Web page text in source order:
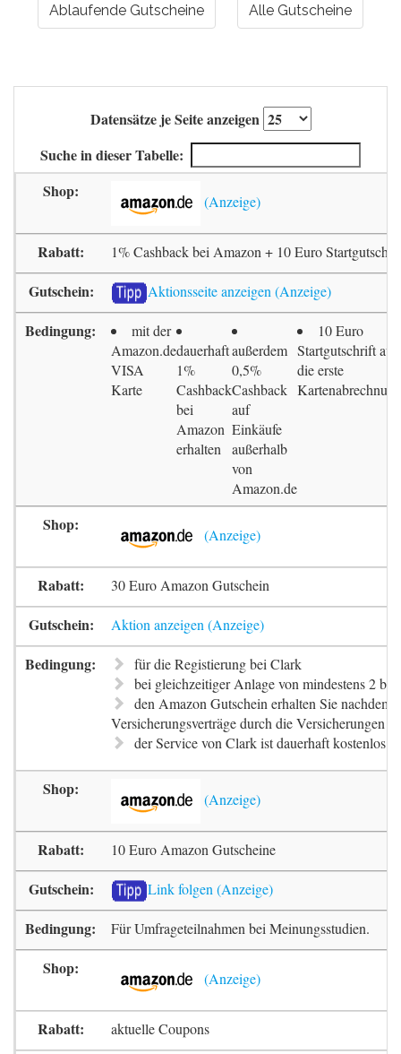
Ablaufende Gutscheine Alle Gutscheine
Datensätze je Seite anzeigen
Suche in dieser Tabelle:
1% Cashback bei Amazon + 10 Euro
Aktionsseite anzeigen
mit der
Amazon.de
VISA
Karte
dauerhaft
1%
Cashback
bei
Amazon
erhalten
außerdem
0,5%
Cashback
auf
Einkäufe
außerhalb
von
Amazon.de
10 Euro
Startgutschrift auf
die erste
Kartenabrechnung
30 Euro Amazon Gutschein
Aktion anzeigen
für die Registierung bei Clark
bei gleichzeitiger Anlage von mindestens 2
den Amazon Gutschein erhalten Sie nachdem
Versicherungsverträge durch die Versicherungen
der Service von Clark ist dauerhaft kostenlos
10 Euro Amazon Gutscheine
Link folgen
Für Umfrageteilnahmen bei Meinungsstudien.
aktuelle Coupons